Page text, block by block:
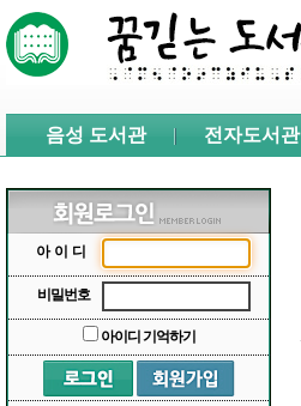
주메뉴 바로가기
서브메뉴 바로가기
음성 도서관 전자도서관
아이디
비밀번호
아이디 기억하기